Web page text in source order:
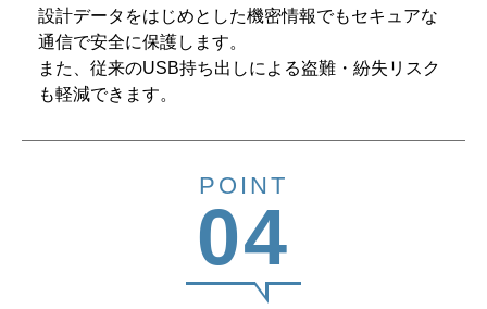
設計データをはじめとした機密情報でもセキュアな
通信で安全に保護します。
また、従来のUSB持ち出しによる盗難・紛失リスク
も軽減できます。
POINT
04